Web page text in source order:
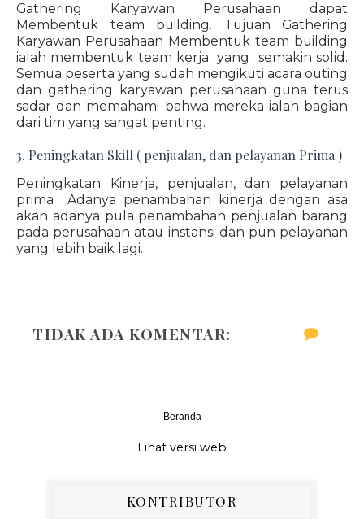
Gathering Karyawan Perusahaan dapat
Membentuk team building. Tujuan Gathering
Karyawan Perusahaan Membentuk team building
ialah membentuk team kerja yang semakin solid.
Semua peserta yang sudah mengikuti acara outing
dan gathering karyawan perusahaan guna terus
sadar dan memahami bahwa mereka ialah bagian
dari tim yang sangat penting.
3. Peningkatan Skill ( penjualan, dan pelayanan Prima )
Peningkatan Kinerja, penjualan, dan pelayanan
prima Adanya penambahan kinerja dengan asa
akan adanya pula penambahan penjualan barang
pada perusahaan atau instansi dan pun pelayanan
yang lebih baik lagi.
TIDAK ADA KOMENTAR:
Beranda
Lihat versi web
KONTRIBUTOR